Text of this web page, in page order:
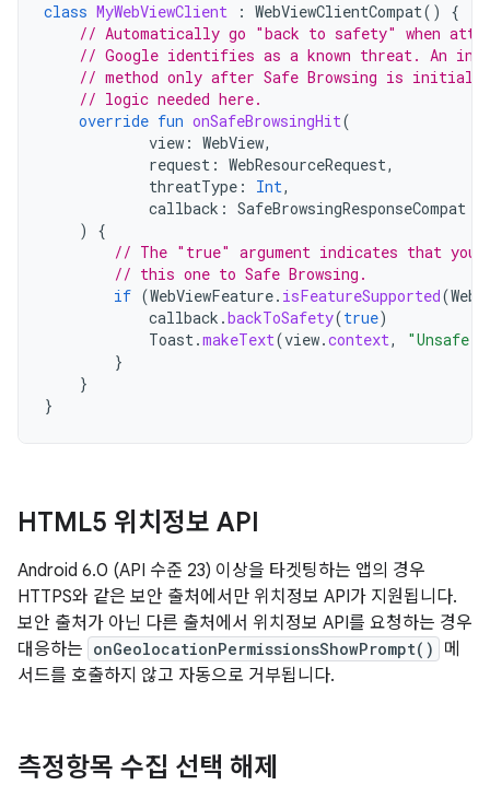
class MyWebViewClient : WebViewClientCompat()
{
// Automatically go "back to safety" when
// Google identifies as a known threat. An
// method only after Safe Browsing is
// logic needed here.
override fun onSafeBrowsingHit(
view : WebView,
request : WebResourceRequest,
threatType : Int,
callback : SafeBrowsingResponseCompat
)
{
// The "true" argument indicates that
// this one to Safe Browsing.
if (WebViewFeature. isFeatureSupported(
callback .backToSafety(true)
Toast.makeText(view.context,
"Unsafe
}
}
}
HTML5 위치정보 API
Android 6.0 (API 수준 23) 이상을 타겟팅하는 앱의 경우
HTTPS와 같은 보안 출처에서만 위치정보 API가 지원됩니다.
보안 출처가 아닌 다른 출처에서 위치정보 API를 요청하는 경우
대응하는 onGeolocationPermissionsShowPrompt()
메
서드를 호출하지 않고 자동으로 거부됩니다.
측정항목 수집 선택 해제